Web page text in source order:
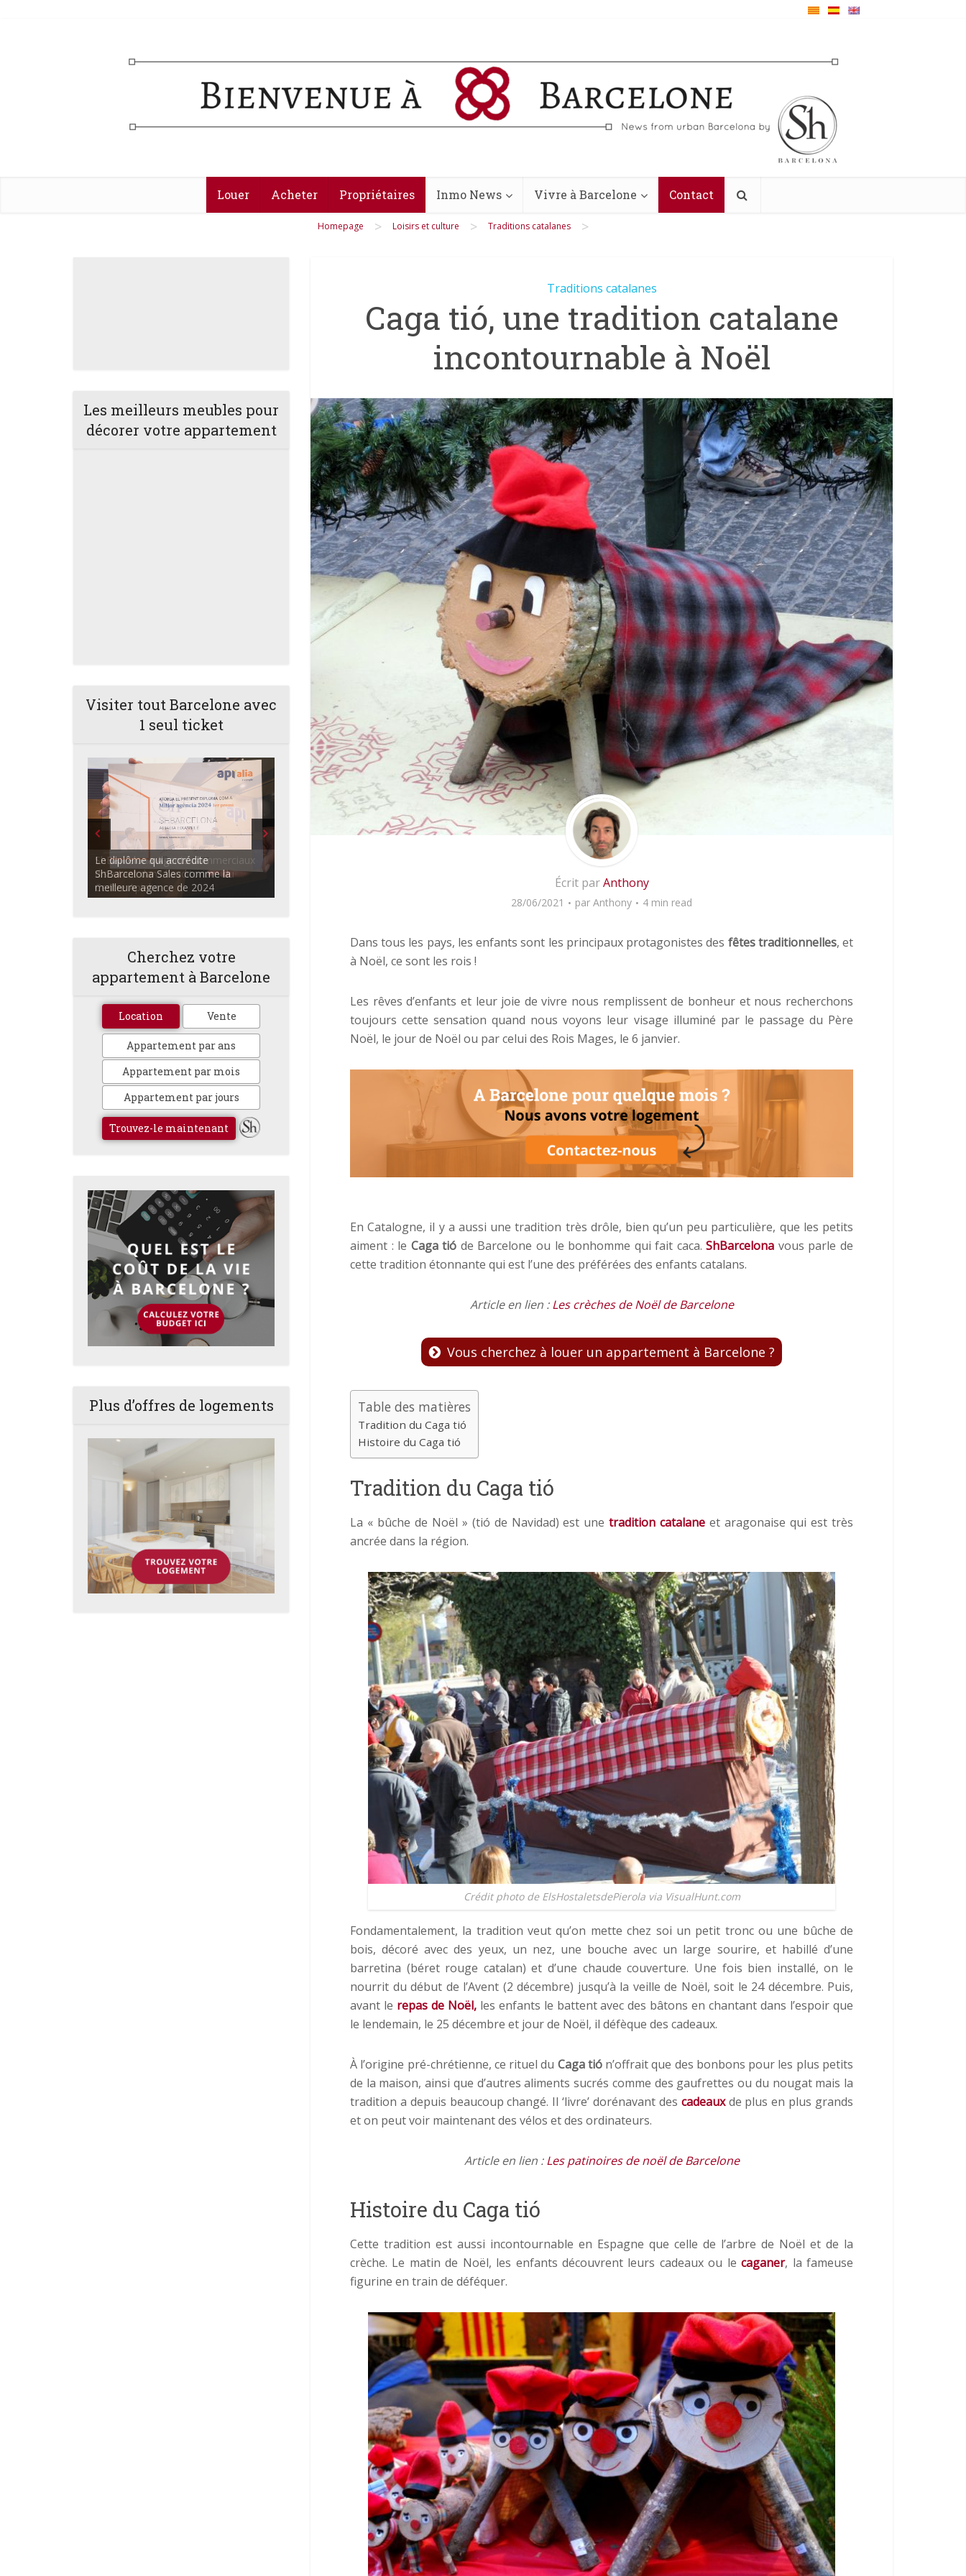
Louer Acheter Propriétaires Inmo News Vivre à Barcelone Contact
Homepage > Loisirs et culture > Traditions catalanes >
Les meilleurs meubles pour
décorer votre appartement
Visiter tout Barcelone avec
1 seul ticket
ShBarcelona Agents commerciaux
discutant dans l'auditorium du
Centre Apialia
Cherchez votre
appartement à Barcelone
Location Vente
Appartement par ans
Appartement par mois
Appartement par jours
Trouvez-le maintenant
Plus d’offres de logements
Traditions catalanes
Caga tió, une tradition catalane
incontournable à Noël
Écrit parAnthony
28/06/2021 par Anthony 4 min read
Dans tous les pays, les enfants sont les principaux protagonistes des fêtes traditionnelles, et
à Noël, ce sont les rois !
Les rêves d’enfants et leur joie de vivre nous remplissent de bonheur et nous recherchons
toujours cette sensation quand nous voyons leur visage illuminé par le passage du Père
Noël, le jour de Noël ou par celui des Rois Mages, le 6 janvier.
En Catalogne, il y a aussi une tradition très drôle, bien qu’un peu particulière, que les petits
aiment : le Caga tió de Barcelone ou le bonhomme qui fait caca.ShBarcelona vous parle de
cette tradition étonnante qui est l’une des préférées des enfants catalans.
Article en lien :Les crèches de Noël de Barcelone
Vous cherchez à louer un appartement à Barcelone ?
Table des matières
Tradition du Caga tió
Histoire du Caga tió
Tradition du Caga tió
La « bûche de Noël » (tió de Navidad) est unetradition catalane et aragonaise qui est très
ancrée dans la région.
Crédit photo de ElsHostaletsdePierola via VisualHunt.com
Fondamentalement, la tradition veut qu’on mette chez soi un petit tronc ou une bûche de
bois, décoré avec des yeux, un nez, une bouche avec un large sourire, et habillé d’une
barretina (béret rouge catalan) et d’une chaude couverture. Une fois bien installé, on le
nourrit du début de l’Avent (2 décembre) jusqu’à la veille de Noël, soit le 24 décembre. Puis,
avant le repas de Noël,les enfants le battent avec des bâtons en chantant dans l’espoir que
le lendemain, le 25 décembre et jour de Noël, il défèque des cadeaux.
À l’origine pré-chrétienne, ce rituel du Caga tión’offrait que des bonbons pour les plus petits
de la maison, ainsi que d’autres aliments sucrés comme des gaufrettes ou du nougat mais la
tradition a depuis beaucoup changé. Il ‘livre’ dorénavant des cadeauxde plus en plus grands
et on peut voir maintenant des vélos et des ordinateurs.
Article en lien :Les patinoires de noël de Barcelone
Histoire du Caga tió
Cette tradition est aussi incontournable en Espagne que celle de l’arbre de Noël et de la
crèche. Le matin de Noël, les enfants découvrent leurs cadeaux ou lecaganer, la fameuse
figurine en train de déféquer.